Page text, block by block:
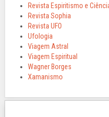
Revista Espiritismo e
Revista Sophia
Revista UFO
Ufologia
Viagem Astral
Viagem Espiritual
Wagner Borges
Xamanismo